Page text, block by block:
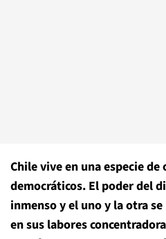
Chile vive en una especie
democráticos. El poder del
inmenso y el uno y la otra
en sus labores